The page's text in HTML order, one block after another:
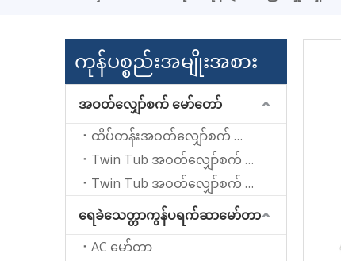
ကုန်ပစ္စည်းအမျိုးအစား
အဝတ်လျှော်စက် မော်တော်
ထိပ်တန်းအဝတ်လျှော်စက် မော်တာတင်ခြင်း။
Twin Tub အဝတ်လျှော်စက် အတွက် Wash မော်တာ
Twin Tub အဝတ်လျှော်စက် အတွက် Spin မော်တာ
ရေခဲသေတ္တာကွန်ပရက်ဆာမော်တာ
AC မော်တာ